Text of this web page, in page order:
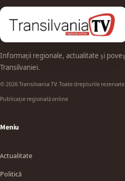
Informații regionale, actualitate și
Transilvaniei.
© 2026 Transilvania TV. Toate drepturile rezervate.
Publicație regională online
Meniu
Actualitate
Politică